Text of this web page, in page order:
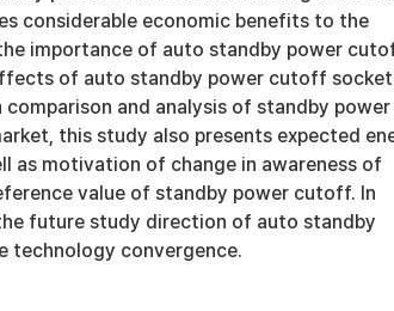
considerable economic benefits to the
importance of auto standby power
of auto standby power cutoff socket
and analysis of standby
this study also presents expected
as motivation of change in awareness of
value of standby power cutoff. In
future study direction of auto standby
convergence.